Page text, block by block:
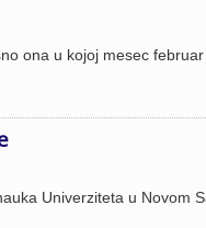
ona u kojoj mesec februar
Univerziteta u Novom